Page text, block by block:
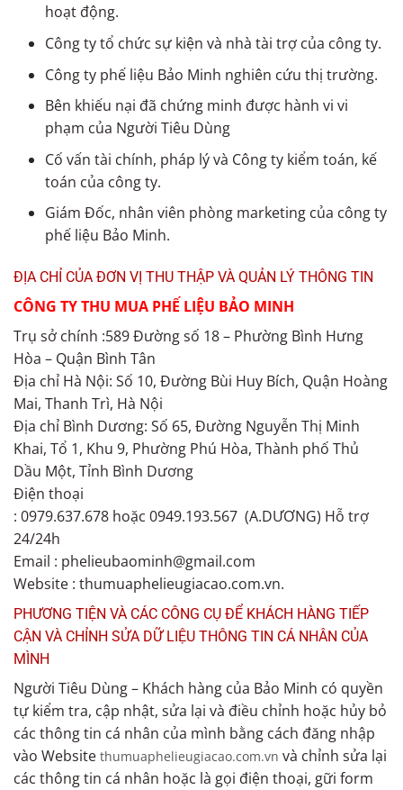
hoạt động.
Công ty tổ chức sự kiện và nhà tài trợ của công ty.
Công ty phế liệu Bảo Minh nghiên cứu thị trường.
Bên khiếu nại đã chứng minh được hành vi vi
phạm của Người Tiêu Dùng
Cố vấn tài chính, pháp lý và Công ty kiểm toán, kế
toán của công ty.
Giám Đốc, nhân viên phòng marketing của công ty
phế liệu Bảo Minh.
ĐỊA CHỈ CỦA ĐƠN VỊ THU THẬP VÀ QUẢN LÝ THÔNG TIN
CÔNG TY THU MUA PHẾ LIỆU BẢO MINH
Trụ sở chính :589 Đường số 18 – Phường Bình Hưng
Hòa – Quận Bình Tân
Địa chỉ Hà Nội: Số 10, Đường Bùi Huy Bích, Quận Hoàng
Mai, Thanh Trì, Hà Nội
Địa chỉ Bình Dương: Số 65, Đường Nguyễn Thị Minh
Khai, Tổ 1, Khu 9, Phường Phú Hòa, Thành phố Thủ
Dầu Một, Tỉnh Bình Dương
Điện thoại
: 0979.637.678 hoặc 0949.193.567 (A.DƯƠNG) Hỗ trợ
24/24h
Email : phelieubaominh@gmail.com
Website : thumuaphelieugiacao.com.vn.
PHƯƠNG TIỆN VÀ CÁC CÔNG CỤ ĐỂ KHÁCH HÀNG TIẾP
CẬN VÀ CHỈNH SỬA DỮ LIỆU THÔNG TIN CÁ NHÂN CỦA
MÌNH
Người Tiêu Dùng – Khách hàng của Bảo Minh có quyền
tự kiểm tra, cập nhật, sửa lại và điều chỉnh hoặc hủy bỏ
các thông tin cá nhân của mình bằng cách đăng nhập
vào Website thumuaphelieugiacao.com.vn và chỉnh sửa lại
các thông tin cá nhân hoặc là gọi điện thoại, gữi form